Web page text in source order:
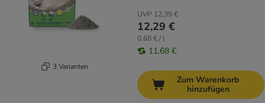
3 Varianten
UVP 12,39 €
12,29 €
0,68 € / l
11,68 €
Zum Warenkorb
hinzufügen